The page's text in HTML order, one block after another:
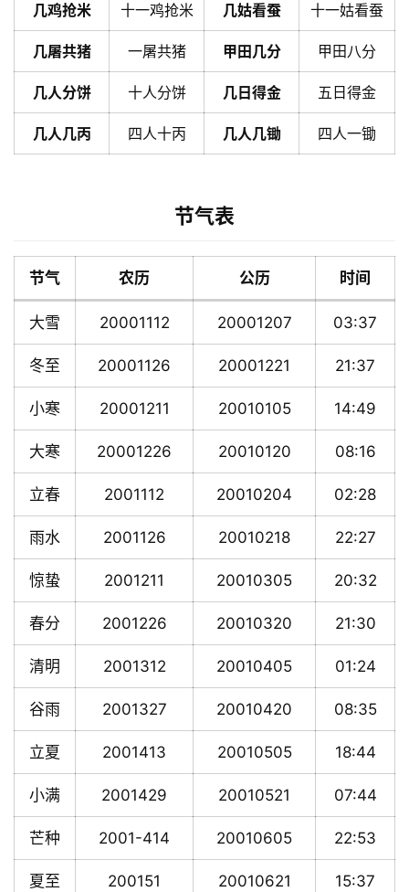
几鸡抢米 十一鸡抢米 几姑看蚕 十一姑看蚕
几屠共猪 一屠共猪 甲田几分 甲田八分
几人分饼 十人分饼 几日得金 五日得金
几人几丙 四人十丙 几人几锄 四人一锄
节气表
节气 农历 公历 时间
大雪 20001112 20001207 03:37
冬至 20001126 20001221 21:37
小寒 20001211 20010105 14:49
大寒 20001226 20010120 08:16
立春 2001112 20010204 02:28
雨水 2001126 20010218 22:27
惊蛰 2001211 20010305 20:32
春分 2001226 20010320 21:30
清明 2001312 20010405 01:24
谷雨 2001327 20010420 08:35
立夏 2001413 20010505 18:44
小满 2001429 20010521 07:44
芒种 2001-414 20010605 22:53
夏至 200151 20010621 15:37